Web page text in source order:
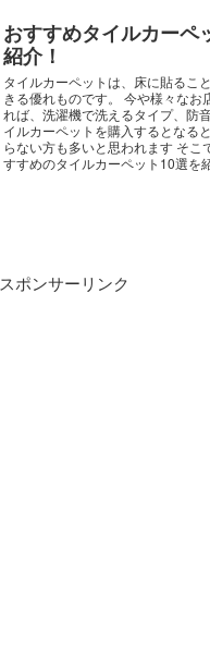
おすすめタイルカーペ
紹介！
タイルカーペットは、床に貼るこ
きる優れものです。 今や様々な
れば、洗濯機で洗えるタイプ、防
イルカーペットを購入するとなる
らない方も多いと思われます そ
すすめのタイルカーペット10選を
スポンサーリンク